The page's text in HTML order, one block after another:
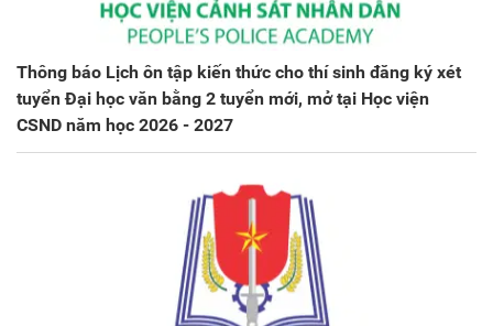
Thông báo Lịch ôn tập kiến thức cho thí sinh đăng ký xét
tuyển Đại học văn bằng 2 tuyển mới, mở tại Học viện
CSND năm học 2026 - 2027